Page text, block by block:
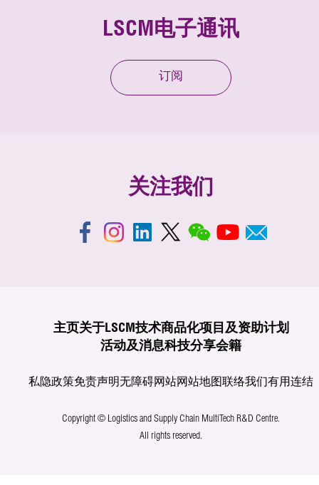
LSCM电子通讯
订阅
关注我们
主页关于LSCM技术商品化项目及资助计划
活动及消息科技分享会籍
私隐政策免责声明无障碍网站网站地图联络我们有用连结
Copyright © Logistics and Supply Chain MultiTech R&D Centre.
All rights reserved.